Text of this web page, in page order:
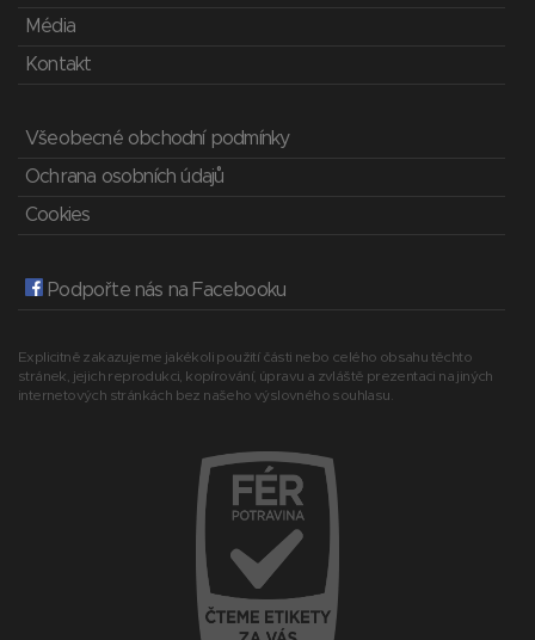
Média
Kontakt
Všeobecné obchodní podmínky
Ochrana osobních údajů
Cookies
Podpořte nás na Facebooku
Explicitně zakazujeme jakékoli použití části nebo celého obsahu těchto
stránek, jejich reprodukci, kopírování, úpravu a zvláště prezentaci na jiných
internetových stránkách bez našeho výslovného souhlasu.